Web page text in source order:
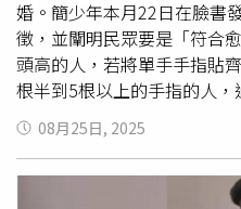
Instagram 分享的貼文
婚。簡少年本月22日在臉書
徵，並闡明民眾要是「符合
頭高的人，若將單手手指貼
根半到5根以上的手指的人
往往認為自己「要找到最聰
次是眼尾沒有紋路的人，簡
尾可能出現魚尾紋等皺紋，
對感情需求較低，也容易因
08月25日, 2025